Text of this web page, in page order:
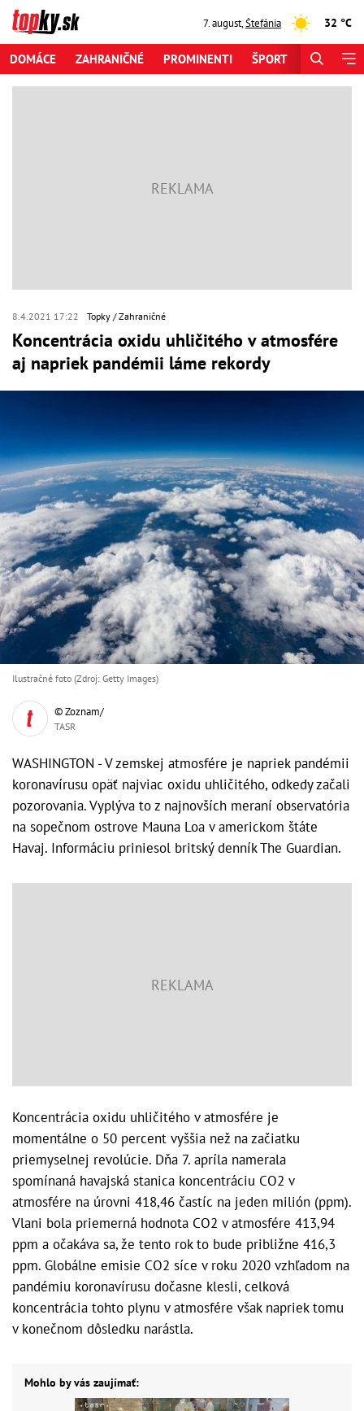
7. august,Štefánia 32 °C
DOMÁCE ZAHRANIČNÉ PROMINENTI ŠPORT
8.4.2021 17:22 Topky Zahraničné
Koncentrácia oxidu uhličitého v atmosfére
aj napriek pandémii láme rekordy
Ilustračné foto (Zdroj: Getty Images)
© Zoznam/
TASR
WASHINGTON - V zemskej atmosfére je napriek pandémii
koronavírusu opäť najviac oxidu uhličitého, odkedy začali
pozorovania. Vyplýva to z najnovších meraní observatória
na sopečnom ostrove Mauna Loa v americkom štáte
Havaj. Informáciu priniesol britský denník The Guardian.
Koncentrácia oxidu uhličitého v atmosfére je
momentálne o 50 percent vyššia než na začiatku
priemyselnej revolúcie. Dňa 7. apríla namerala
spomínaná havajská stanica koncentráciu CO2 v
atmosfére na úrovni 418,46 častíc na jeden milión (ppm).
Vlani bola priemerná hodnota CO2 v atmosfére 413,94
ppm a očakáva sa, že tento rok to bude približne 416,3
ppm. Globálne emisie CO2 síce v roku 2020 vzhľadom na
pandémiu koronavírusu dočasne klesli, celková
koncentrácia tohto plynu v atmosfére však napriek tomu
v konečnom dôsledku narástla.
Mohlo by vás zaujímať: